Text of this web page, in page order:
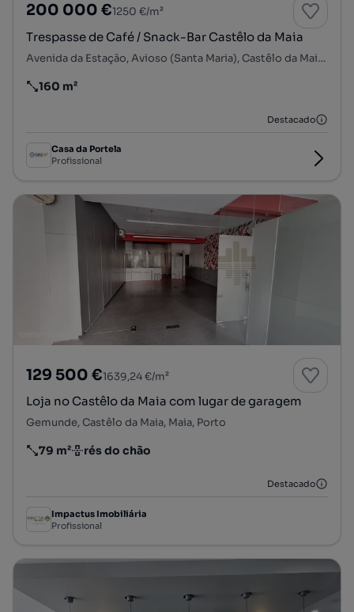
200 000 €1250 €/m²
Trespasse de Café / Snack-Bar Castêlo da Maia
Avenida da Estação, Avioso (Santa Maria), Castêlo da Maia, Maia, Porto
Preço por metro quadrado
160 m²
Destacado
Casa da Portela
Profissional
129 500 €1639,24 €/m²
Loja no Castêlo da Maia com lugar de garagem
Gemunde, Castêlo da Maia, Maia, Porto
Preço por metro quadrado
79 m²
Andar rés do chão
Destacado
Impactus Imobiliária
Profissional